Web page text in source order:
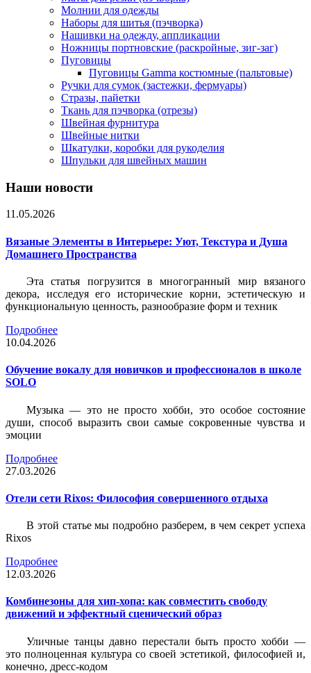
Молнии для одежды
Наборы для шитья (пэчворка)
Нашивки на одежду, аппликации
Ножницы портновские (раскройные, зиг-заг)
Пуговицы
Пуговицы Gamma костюмные (пальтовые)
Ручки для сумок (застежки, фермуары)
Стразы, пайетки
Ткань для пэчворка (отрезы)
Швейная фурнитура
Швейные нитки
Шкатулки, коробки для рукоделия
Шпульки для швейных машин
Наши новости
11.05.2026
Вязаные Элементы в Интерьере: Уют, Текстура и Душа
Домашнего Пространства
Эта статья погрузится в многогранный мир вязаного
декора, исследуя его исторические корни, эстетическую и
функциональную ценность, разнообразие форм и техник
Подробнее
10.04.2026
Обучение вокалу для новичков и профессионалов в школе
SOLO
Музыка — это не просто хобби, это особое состояние
души, способ выразить свои самые сокровенные чувства и
эмоции
Подробнее
27.03.2026
Отели сети Rixos: Философия совершенного отдыха
В этой статье мы подробно разберем, в чем секрет успеха
Rixos
Подробнее
12.03.2026
Комбинезоны для хип-хопа: как совместить свободу
движений и эффектный сценический образ
Уличные танцы давно перестали быть просто хобби —
это полноценная культура со своей эстетикой, философией и,
конечно, дресс-кодом